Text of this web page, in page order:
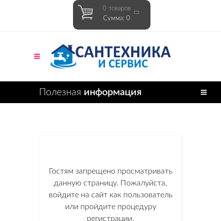
0 товаров
Сумма: 0
Полезная информация
Гостям запрещено просматривать
данную страницу. Пожалуйста,
войдите на сайт как пользователь
или пройдите процедуру
регистрации.